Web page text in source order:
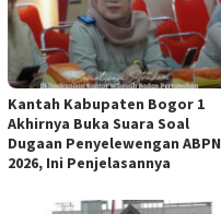
Kantah Kabupaten Bogor 1
Akhirnya Buka Suara Soal
Dugaan Penyelewengan ABPN
2026, Ini Penjelasannya